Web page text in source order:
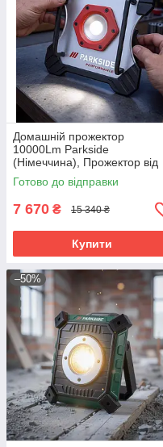
Домашній прожектор
10000Lm Parkside
(Німеччина), Прожектор від
акумулятора, Акумуляторний
ліхтар-прожектор, RYH
Готово до відправки
7 670 ₴ 15 340 ₴
Купити
–50%